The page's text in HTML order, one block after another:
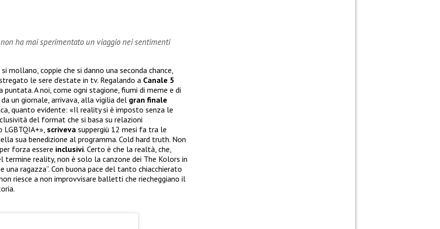
ha mai sperimentato un viaggio nei sentimenti
mollano, coppie che si danno una seconda chance,
le sere d’estate in tv. Regalando a Canale 5
A noi, come ogni stagione, fiumi di meme e di
un giornale, arrivava, alla vigilia del gran finale
quanto evidente: «Il reality si è imposto senza le
del format che si basa su relazioni
LGBTQIA+», scriveva suppergiù 12 mesi fa tra le
sua benedizione al programma. Cold hard truth. Non
forza essere inclusivi. Certo è che la realtà, che,
termine reality, non è solo la canzone dei The Kolors in
una ragazza”. Con buona pace del tanto chiacchierato
riesce a non improvvisare balletti che riecheggiano il